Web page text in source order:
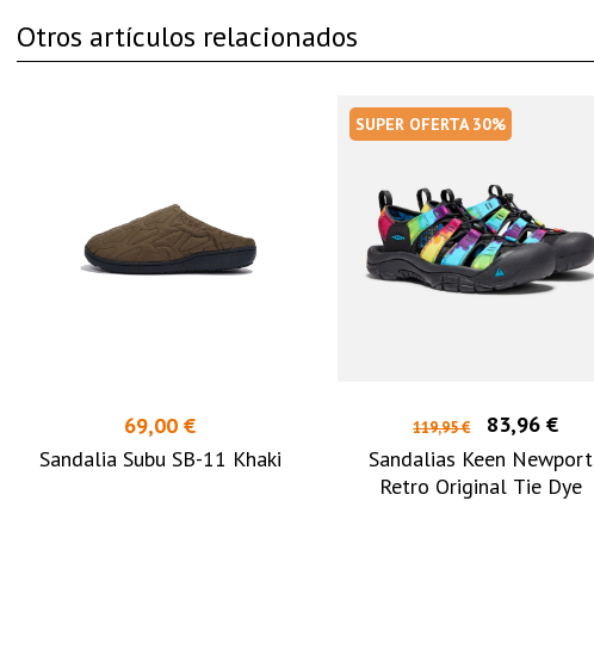
Otros artículos relacionados
69,00 €
Sandalia Subu SB-11 Khaki
SUPER OFERTA 30%
119,95 €
83,96 €
Sandalias Keen Newport
Retro Original Tie Dye